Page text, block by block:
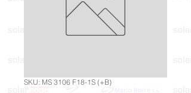
SKU: MS 3106 F18-1S (+B)